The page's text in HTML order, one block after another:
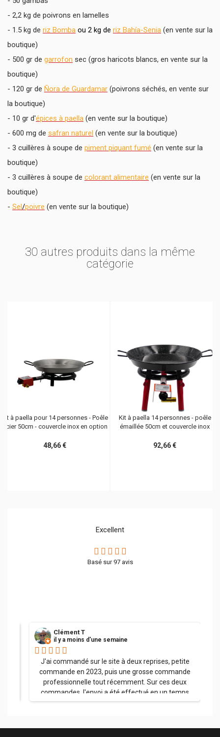
- 2,2 kg de poivrons en lamelles
- 1.5 kg de riz Bomba ou 2 kg de riz Bahía-Senia (en vente sur la
boutique)
- 500 gr de garrofon sec (gros haricots blancs, en vente sur la
boutique)
- 120 gr de Ñora de Guardamar (poivrons séchés, en vente sur
la boutique)
- 10 gr d'épices à paella (en vente sur la boutique)
- 600 mg de safran naturel (en vente sur la boutique)
- 3 cuillères à soupe de piment piquant fumé (en vente sur la
boutique)
- 3 cuillères à soupe de colorant alimentaire (en vente sur la
boutique)
- Sel/poivre (en vente sur la boutique)
30 autres produits dans la même
catégorie
Kit à paella pour 14 personnes - Poêle
acier 50cm - couvercle inox en option
48,66 €
Kit à paella 14 personnes - poêle
émaillée 50cm et couvercle inox
92,66 €
Excellent
Basé sur 97avis
Clément T
il y a moins d'une semaine
J'ai commandé sur le site à deux reprises, petite
commande en 2023, puis une grosse commande
professionnelle tout récemment. Sur ces deux
commandes, l'envoi a été effectué en un temps
record, la palette a été soigneusement emballée et